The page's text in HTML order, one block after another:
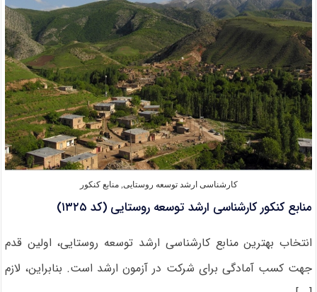
کشاورزی
(کد
۱۳۲۷)
کارشناسی ارشد توسعه روستایی,منابع کنکور
منابع کنکور کارشناسی ارشد توسعه روستایی (کد ۱۳۲۵)
انتخاب بهترین منابع کارشناسی ارشد توسعه روستایی، اولین قدم
جهت کسب آمادگی برای شرکت در آزمون ارشد است. بنابراین، لازم